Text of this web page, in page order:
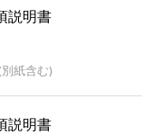
説明書
紙含む)
説明書